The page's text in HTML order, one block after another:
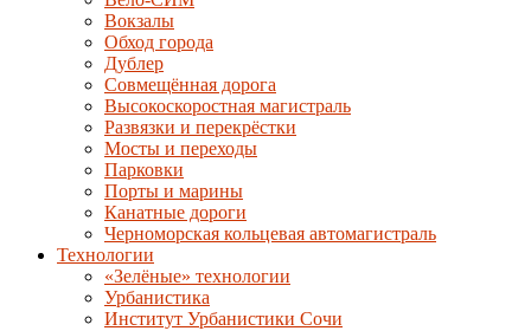
Вокзалы
Обход города
Дублер
Совмещённая дорога
Высокоскоростная магистраль
Развязки и перекрёстки
Мосты и переходы
Парковки
Порты и марины
Канатные дороги
Черноморская кольцевая автомагистраль
Технологии
«Зелёные» технологии
Урбанистика
Институт Урбанистики Сочи